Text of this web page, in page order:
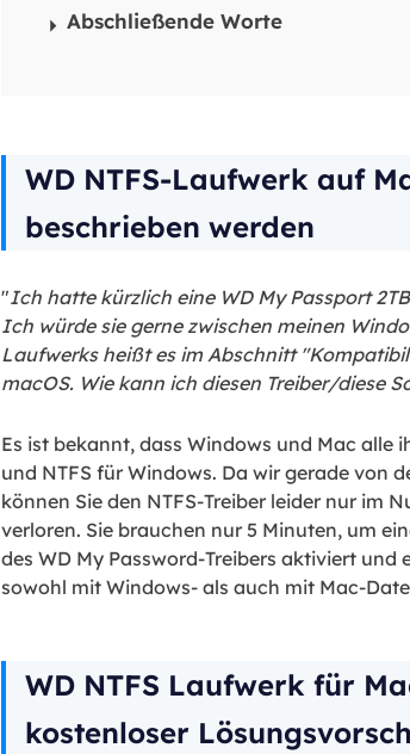
Abschließende Worte
WD NTFS-Laufwerk auf
beschrieben werden
"Ich hatte kürzlich eine WD My Passport
Ich würde sie gerne zwischen meinen
Laufwerks heißt es im Abschnitt
macOS. Wie kann ich diesen Treiber/diese
Es ist bekannt, dass Windows und Mac alle
und NTFS für Windows. Da wir gerade von
können Sie den NTFS-Treiber leider nur im
verloren. Sie brauchen nur 5 Minuten, um
des WD My Password-Treibers aktiviert
sowohl mit Windows- als auch mit Mac-
WD NTFS Laufwerk für
kostenloser